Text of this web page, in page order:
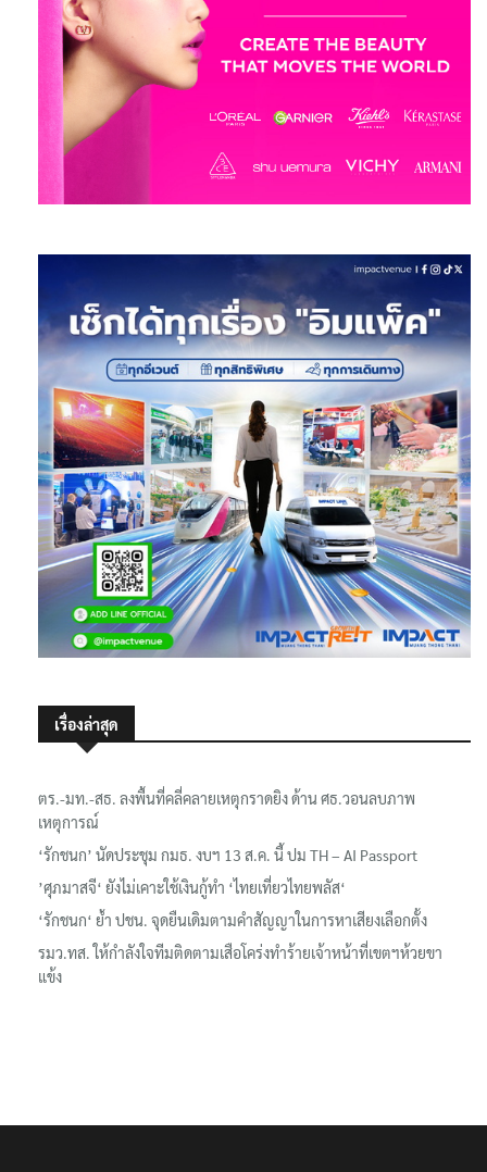
เรื่องล่าสุด
ตร.-มท.-สธ. ลงพื้นที่คลี่คลายเหตุกราดยิง ด้าน ศธ.วอนลบภาพ
เหตุการณ์
‘รักชนก’ นัดประชุม กมธ. งบฯ 13 ส.ค. นี้ ปม TH – AI Passport
’ศุภมาสจี‘ ยังไม่เคาะใช้เงินกู้ทำ ‘ไทยเที่ยวไทยพลัส‘
‘รักชนก‘ ย้ำ ปชน. จุดยืนเดิมตามคำสัญญาในการหาเสียงเลือกตั้ง
รมว.ทส. ให้กำลังใจทีมติดตามเสือโคร่งทำร้ายเจ้าหน้าที่เขตฯห้วยขา
แข้ง